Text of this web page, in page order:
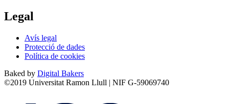
Legal
Avís legal
Protecció de dades
Política de cookies
Baked by Digital Bakers
©2019 Universitat Ramon Llull | NIF G-59069740